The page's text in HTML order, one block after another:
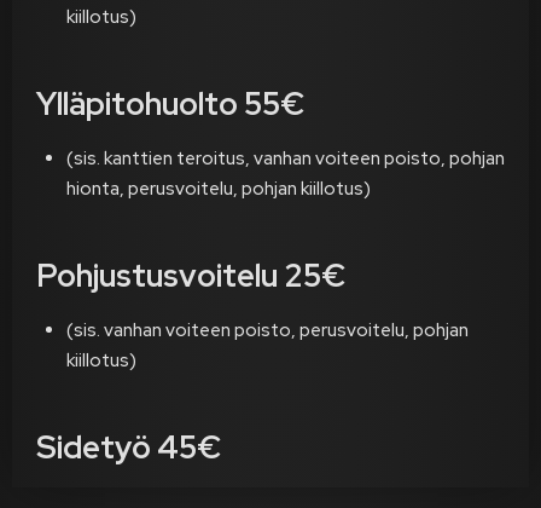
kiillotus)
Ylläpitohuolto 55€
(sis. kanttien teroitus, vanhan voiteen poisto, pohjan
hionta, perusvoitelu, pohjan kiillotus)
Pohjustusvoitelu 25€
(sis. vanhan voiteen poisto, perusvoitelu, pohjan
kiillotus)
Sidetyö 45€